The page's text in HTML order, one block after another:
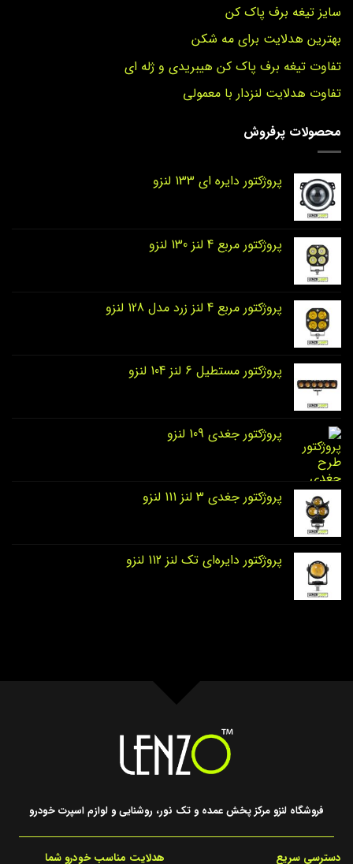
سایز تیغه برف پاک کن
بهترین هدلایت برای مه شکن
تفاوت تیغه برف پاک کن هیبریدی و ژله ای
تفاوت هدلایت لنزدار با معمولی
محصولات پرفروش
پروژکتور دایره‌ ای 133 لنزو
پروژکتور مربع 4 لنز 130 لنزو
پروژکتور مربع 4 لنز زرد مدل 128 لنزو
پروژکتور مستطیل 6 لنز 104 لنزو
پروژکتور جغدی 109 لنزو
پروژکتور جغدی 3 لنز 111 لنزو
پروژکتور دایره‌ای تک لنز 112 لنزو
فروشگاه لنزو مرکز پخش عمده و تک نور، روشنایی و لوازم اسپرت خودرو
دسترسی سریع
هدلایت مناسب خودرو شما